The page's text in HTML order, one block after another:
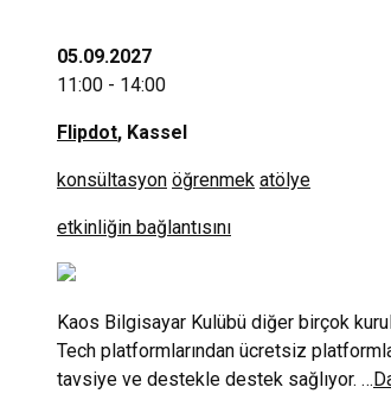
05.09.2027
11:00 - 14:00
Flipdot, Kassel
konsültasyon öğrenmek atölye
etkinliğin bağlantısını
Kaos Bilgisayar Kulübü diğer birçok
Tech platformlarından ücretsiz
tavsiye ve destekle destek sağlıyor. …